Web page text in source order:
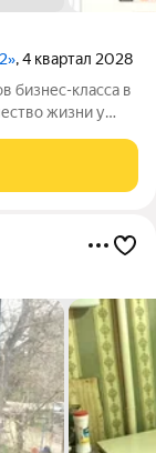
, 4 квартал 2028
жизни у
здесь можно